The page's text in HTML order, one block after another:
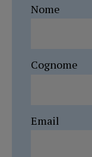
Nome
Cognome
Email